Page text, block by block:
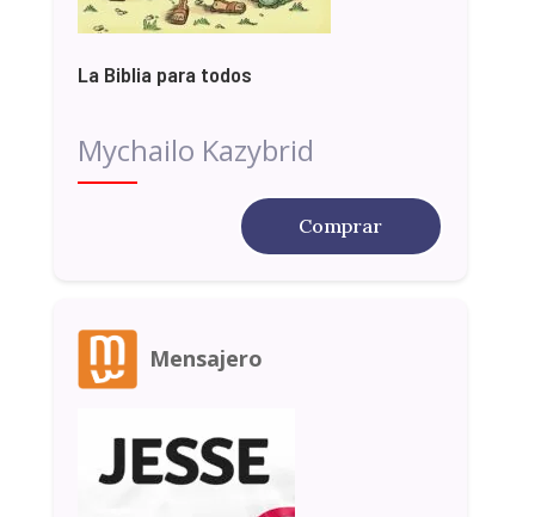
La Biblia para todos
Mychailo Kazybrid
Comprar
Mensajero